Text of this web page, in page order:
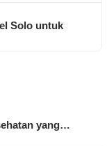
Solo untuk
yang…